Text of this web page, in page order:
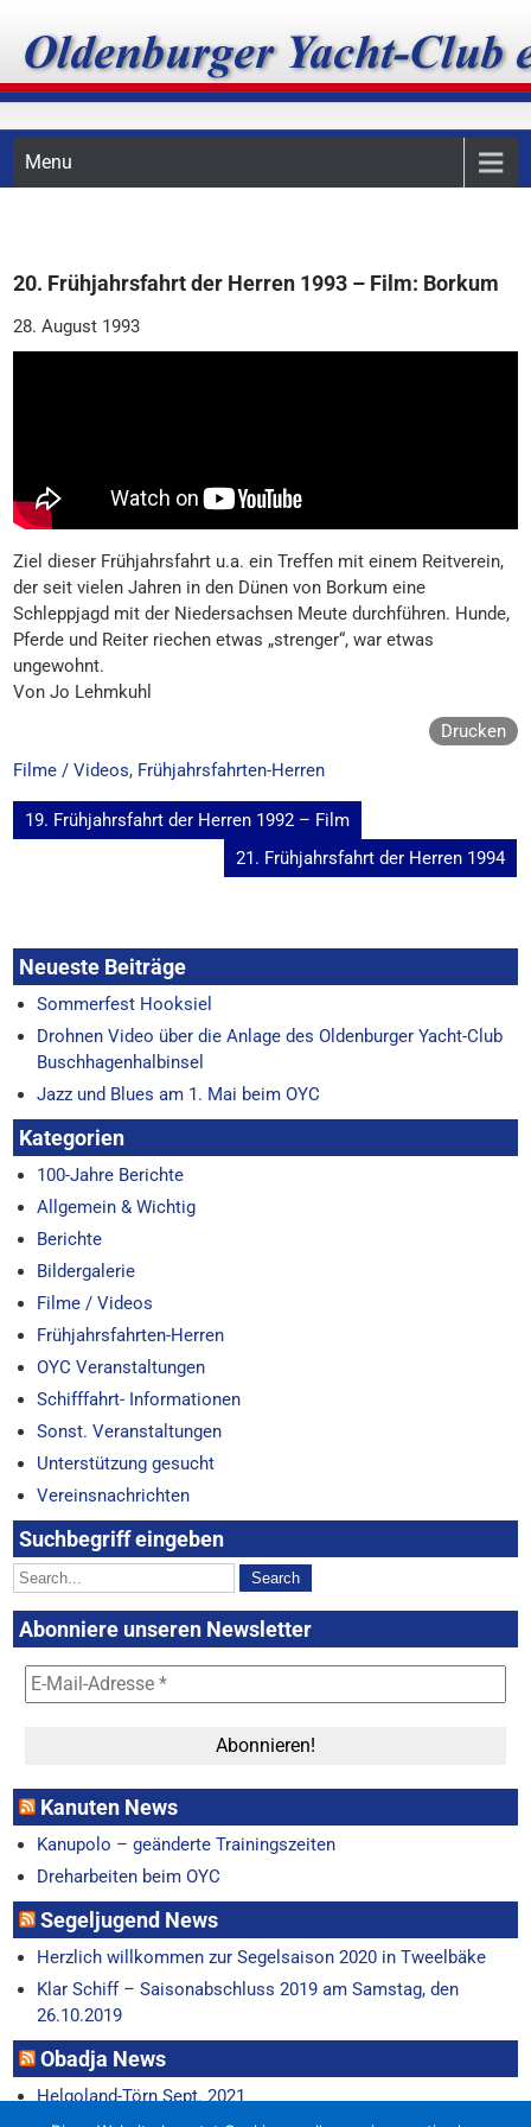
content
Oldenburger Yacht-Club
e.V.
Menu
20. Frühjahrsfahrt der Herren 1993 – Film: Borkum
28. August 1993
Ziel dieser Frühjahrsfahrt u.a. ein Treffen mit einem Reitverein,
der seit vielen Jahren in den Dünen von Borkum eine
Schleppjagd mit der Niedersachsen Meute durchführen. Hunde,
Pferde und Reiter riechen etwas „strenger“, war etwas
ungewohnt.
Von Jo Lehmkuhl
Drucken
Filme / Videos, Frühjahrsfahrten-Herren
Beitragsnavigation
19. Frühjahrsfahrt der Herren 1992 – Film
21. Frühjahrsfahrt der Herren 1994
Neueste Beiträge
Sommerfest Hooksiel
Drohnen Video über die Anlage des Oldenburger Yacht-Club
Buschhagenhalbinsel
Jazz und Blues am 1. Mai beim OYC
Kategorien
100-Jahre Berichte
Allgemein & Wichtig
Berichte
Bildergalerie
Filme / Videos
Frühjahrsfahrten-Herren
OYC Veranstaltungen
Schifffahrt- Informationen
Sonst. Veranstaltungen
Unterstützung gesucht
Vereinsnachrichten
Suchbegriff eingeben
Abonniere unseren Newsletter
Kanuten News
Kanupolo – geänderte Trainingszeiten
Dreharbeiten beim OYC
Segeljugend News
Herzlich willkommen zur Segelsaison 2020 in Tweelbäke
Klar Schiff – Saisonabschluss 2019 am Samstag, den
26.10.2019
Obadja News
Helgoland-Törn Sept. 2021